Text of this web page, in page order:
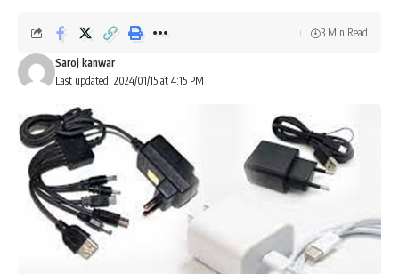
Last updated: 2024/01/15 at 4:15 PM
Saroj kanwar
3 Min Read